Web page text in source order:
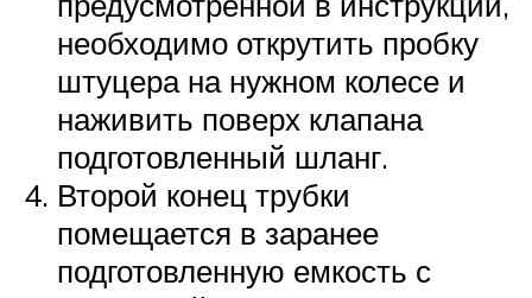
необходимо открутить пробку
штуцера на нужном колесе и
наживить поверх клапана
подготовленный шланг.
Второй конец трубки
помещается в заранее
подготовленную емкость с